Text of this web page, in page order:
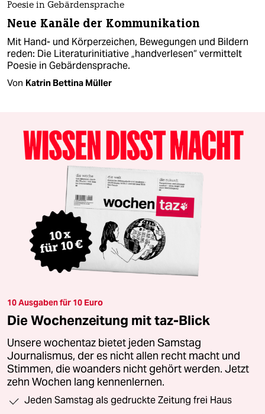
Poesie in Gebärdensprache
Neue Kanäle der Kommunikation
Mit Hand- und Körperzeichen, Bewegungen und Bildern
reden: Die Literaturinitiative „handverlesen“ vermittelt
Poesie in Gebärdensprache.
Von Katrin Bettina Müller
10 Ausgaben für 10 Euro
Die Wochenzeitung mit taz-Blick
Unsere wochentaz bietet jeden Samstag
Journalismus, der es nicht allen recht macht und
Stimmen, die woanders nicht gehört werden. Jetzt
zehn Wochen lang kennenlernen.
Jeden Samstag als gedruckte Zeitung frei Haus